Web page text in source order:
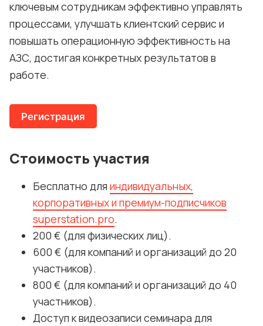
Многофункциональные комплексы: как
объединить топливный ритейл,
магазины и дополнительные услуги
для роста прибыли.
Онлайн-экскурсия по мировым АЗС:
решения и вдохновение для внедрения
на своих объектах.
опыта для привлечения и удержания
потребителей.
Стратегии повышения качества
обслуживания и проактивного
взаимодействия с клиентами.
Методы создания «вау»-эффекта и
укрепления лояльности клиентов на
АЗС.
ключевым сотрудникам эффективно управлять
процессами, улучшать клиентский сервис и
повышать операционную эффективность на
АЗС, достигая конкретных результатов в
работе.
Регистрация
Стоимость участия
Бесплатно для индивидуальных,
корпоративных и премиум-подписчиков
superstation.pro.
200 € (для физических лиц).
600 € (для компаний и организаций до 20
участников).
800 € (для компаний и организаций до 40
участников).
Доступ к видеозаписи семинара для